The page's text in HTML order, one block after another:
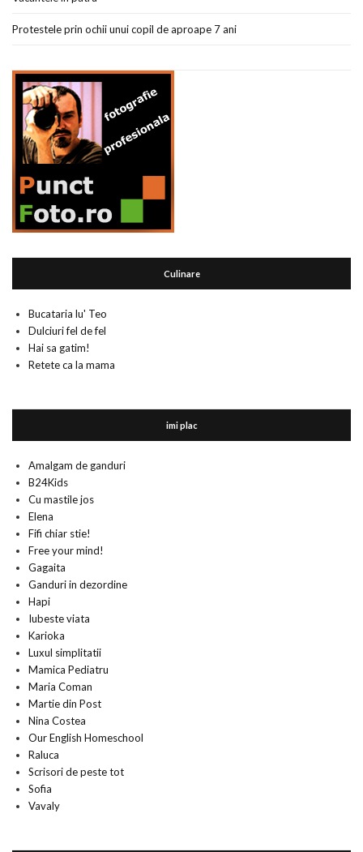
Protestele prin ochii unui copil de aproape 7 ani
Culinare
Bucataria lu' Teo
Dulciuri fel de fel
Hai sa gatim!
Retete ca la mama
imi plac
Amalgam de ganduri
B24Kids
Cu mastile jos
Elena
Fifi chiar stie!
Free your mind!
Gagaita
Ganduri in dezordine
Hapi
Iubeste viata
Karioka
Luxul simplitatii
Mamica Pediatru
Maria Coman
Martie din Post
Nina Costea
Our English Homeschool
Raluca
Scrisori de peste tot
Sofia
Vavaly